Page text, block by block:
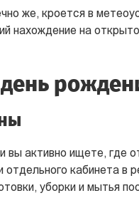
же, кроется в
нахождение на
день
вы активно ищете, где
отдельного кабинета
уборки и мытья